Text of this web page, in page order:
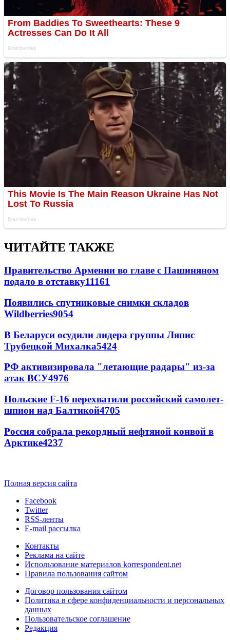
ЧИТАЙТЕ ТАКЖЕ
Правительство Армении во главе с Пашиняном
подало в отставку11161
Появились спутниковые снимки складов
Wildberries9054
В Беларуси осудили лидера группы Ляпис
Трубецкой Михалка5424
РФ активизировала "летающие радары" из-за
атак ВСУ4976
Польские F-16 перехватили российский самолет-
шпион над Балтикой4705
Россия собрала рекордный нефтяной конвой в
Арктике4237
Полная версия сайта
Facebook
Twitter
RSS-ленты
E-mail рассылка
Контакты
Реклама на сайте
Использование материалов korrespondent.net
Правила пользования сайтом
Договор пользования сайтом
Политика в сфере конфиденциальности и персональных
данных
Пользовательское соглашение
Редакция